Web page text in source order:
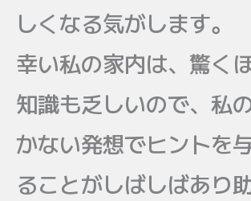
しくなる気がします。
幸い私の家内は、驚く
知識も乏しいので、私
かない発想でヒントを
ることがしばしばあり